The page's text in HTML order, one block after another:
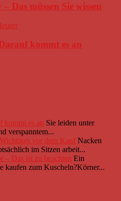
Das müssen Sie wissen
kommt es an
kommt es an Sie leiden unter
verspanntem...
vor dem Kauf Nacken
im Sitzen arbeit...
– Das ist zu beachten Ein
kaufen zum Kuscheln?Körner...